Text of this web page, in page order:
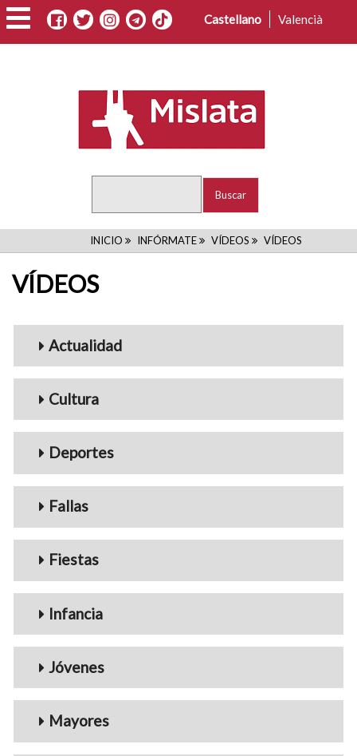
Pasar
al
contenido
Castellano Valencià
RUTA
INICIO INFÓRMATE VÍDEOS VÍDEOS
VÍDEOS
Menu_Videos
Actualidad
Cultura
Deportes
Fallas
Fiestas
Infancia
Jóvenes
Mayores